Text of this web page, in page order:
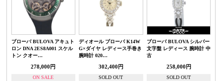
ブローバ BULOVA アキュト
ロン DNA 2ES8A001 スケル
トン クオー…
278,000円
ON SALE
ディオール ブローバ K14W
G×ダイヤ レディース手巻き
腕時計 020…
302,400円
SOLD OUT
ブローバ BULOVA シルバー
文字盤 レディース 腕時計 中
古
258,000円
SOLD OUT